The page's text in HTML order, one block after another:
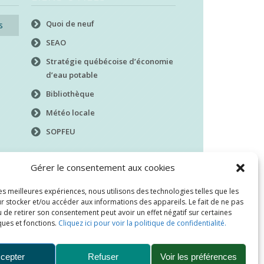
Gérer le consentement aux cookies
meilleures expériences, nous utilisons des technologies telles que les
stocker et/ou accéder aux informations des appareils. Le fait de ne pas
de retirer son consentement peut avoir un effet négatif sur certaines
et fonctions. Cliquez ici pour voir la politique de confidentialité.
Refuser Voir les préférences
Quoi de neuf
SEAO
Stratégie québécoise d’économie
d’eau potable
Bibliothèque
Météo locale
SOPFEU